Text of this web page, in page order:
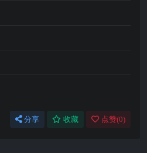
分享 收藏 点赞(0)